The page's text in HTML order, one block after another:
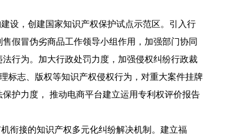
，创建国家知识产权保护试点示范区。引入行
假冒伪劣商品工作领导小组作用，加强部门协同
行为。加大行政处罚力度，加强侵权纠纷行政裁
标志、版权等知识产权侵权行为，对重大案件挂牌
护力度， 推动电商平台建立运用专利权评价报告
接的知识产权多元化纠纷解决机制。建立福